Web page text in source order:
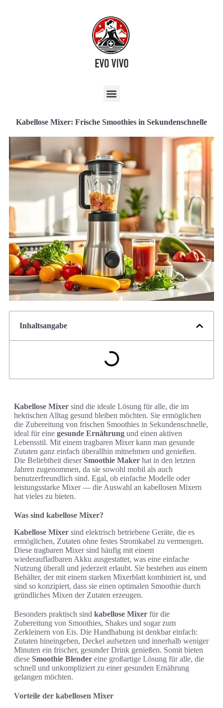
Kabellose Mixer: Frische Smoothies in Sekundenschnelle
Inhaltsangabe
Kabellose Mixer sind die ideale Lösung für alle, die im
hektischen Alltag gesund bleiben möchten. Sie ermöglichen
die Zubereitung von frischen Smoothies in Sekundenschnelle,
ideal für eine gesunde Ernährung und einen aktiven
Lebensstil. Mit einem tragbaren Mixer kann man gesunde
Zutaten ganz einfach überallhin mitnehmen und genießen.
Die Beliebtheit dieserSmoothie Maker hat in den letzten
Jahren zugenommen, da sie sowohl mobil als auch
benutzerfreundlich sind. Egal, ob einfache Modelle oder
leistungsstarke Mixer — die Auswahl an kabellosen Mixern
hat vieles zu bieten.
Was sind kabellose Mixer?
Kabellose Mixer sind elektrisch betriebene Geräte, die es
ermöglichen, Zutaten ohne festes Stromkabel zu vermengen.
Diese tragbaren Mixer sind häufig mit einem
wiederaufladbaren Akku ausgestattet, was eine einfache
Nutzung überall und jederzeit erlaubt. Sie bestehen aus einem
Behälter, der mit einem starken Mixerblatt kombiniert ist, und
sind so konzipiert, dass sie einen optimalen Smoothie durch
gründliches Mixen der Zutaten erzeugen.
Besonders praktisch sind kabellose Mixer für die
Zubereitung von Smoothies, Shakes und sogar zum
Zerkleinern von Eis. Die Handhabung ist denkbar einfach:
Zutaten hineingeben, Deckel aufsetzen und innerhalb weniger
Minuten ein frischer, gesunder Drink genießen. Somit bieten
diese Smoothie Blender eine großartige Lösung für alle, die
schnell und unkompliziert zu einer gesunden Ernährung
gelangen möchten.
Vorteile der kabellosen Mixer